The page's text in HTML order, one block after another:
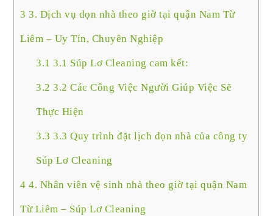
3 3. Dịch vụ dọn nhà theo giờ tại quận Nam Từ
Liêm – Uy Tín, Chuyên Nghiệp
3.1 3.1 Súp Lơ Cleaning cam kết:
3.2 3.2 Các Công Việc Người Giúp Việc Sẽ
Thực Hiện
3.3 3.3 Quy trình đặt lịch dọn nhà của công ty
Súp Lơ Cleaning
4 4. Nhân viên vệ sinh nhà theo giờ tại quận Nam
Từ Liêm – Súp Lơ Cleaning